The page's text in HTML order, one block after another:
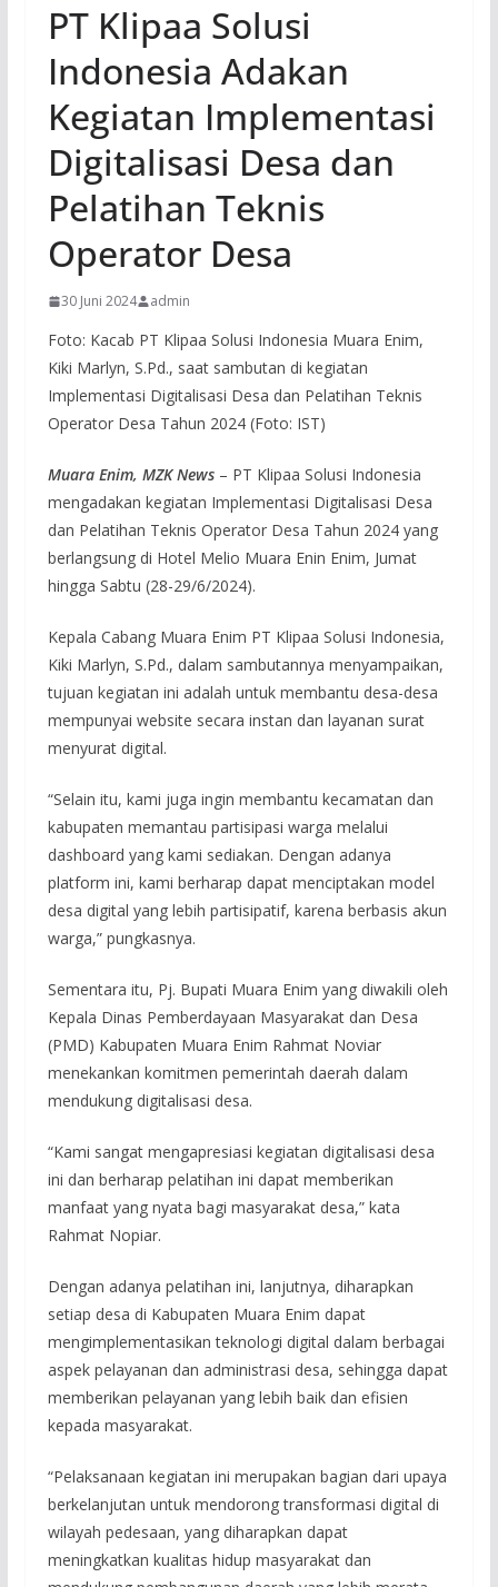
PT Klipaa Solusi
Indonesia Adakan
Kegiatan Implementasi
Digitalisasi Desa dan
Pelatihan Teknis
Operator Desa
30 Juni 2024 admin
Foto: Kacab PT Klipaa Solusi Indonesia Muara Enim,
Kiki Marlyn, S.Pd., saat sambutan di kegiatan
Implementasi Digitalisasi Desa dan Pelatihan Teknis
Operator Desa Tahun 2024 (Foto: IST)
Muara Enim, MZK News– PT Klipaa Solusi Indonesia
mengadakan kegiatan Implementasi Digitalisasi Desa
dan Pelatihan Teknis Operator Desa Tahun 2024 yang
berlangsung di Hotel Melio Muara Enin Enim, Jumat
hingga Sabtu (28-29/6/2024).
Kepala Cabang Muara Enim PT Klipaa Solusi Indonesia,
Kiki Marlyn, S.Pd., dalam sambutannya menyampaikan,
tujuan kegiatan ini adalah untuk membantu desa-desa
mempunyai website secara instan dan layanan surat
menyurat digital.
“Selain itu, kami juga ingin membantu kecamatan dan
kabupaten memantau partisipasi warga melalui
dashboard yang kami sediakan. Dengan adanya
platform ini, kami berharap dapat menciptakan model
desa digital yang lebih partisipatif, karena berbasis akun
warga,” pungkasnya.
Sementara itu, Pj. Bupati Muara Enim yang diwakili oleh
Kepala Dinas Pemberdayaan Masyarakat dan Desa
(PMD) Kabupaten Muara Enim Rahmat Noviar
menekankan komitmen pemerintah daerah dalam
mendukung digitalisasi desa.
“Kami sangat mengapresiasi kegiatan digitalisasi desa
ini dan berharap pelatihan ini dapat memberikan
manfaat yang nyata bagi masyarakat desa,” kata
Rahmat Nopiar.
Dengan adanya pelatihan ini, lanjutnya, diharapkan
setiap desa di Kabupaten Muara Enim dapat
mengimplementasikan teknologi digital dalam berbagai
aspek pelayanan dan administrasi desa, sehingga dapat
memberikan pelayanan yang lebih baik dan efisien
kepada masyarakat.
“Pelaksanaan kegiatan ini merupakan bagian dari upaya
berkelanjutan untuk mendorong transformasi digital di
wilayah pedesaan, yang diharapkan dapat
meningkatkan kualitas hidup masyarakat dan